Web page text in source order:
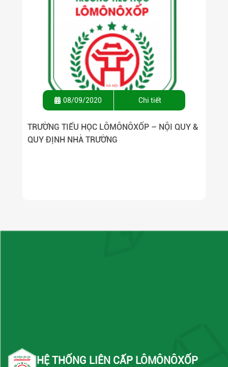
08/09/2020 Chi tiết
TRƯỜNG TIỂU HỌC LÔMÔNÔXỐP – NỘI QUY &
QUY ĐỊNH NHÀ TRƯỜNG
HỆ THỐNG LIÊN CẤP LÔMÔNÔXỐP